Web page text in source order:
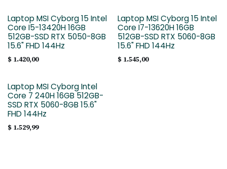
Laptop MSI Cyborg 15 Intel
Core I5-13420H 16GB
512GB-SSD RTX 5050-8GB
15.6" FHD 144Hz
$ 1.420,00
Laptop MSI Cyborg 15 Intel
Core I7-13620H 16GB
512GB-SSD RTX 5060-8GB
15.6" FHD 144Hz
$ 1.545,00
Laptop MSI Cyborg Intel
Core 7 240H 16GB 512GB-
SSD RTX 5060-8GB 15.6"
FHD 144Hz
$ 1.529,99